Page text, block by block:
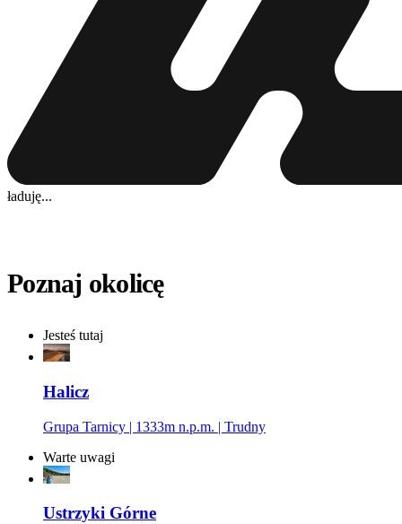
ładuję...
Poznaj okolicę
Jesteś tutaj
Halicz
Grupa Tarnicy | 1333m n.p.m. | Trudny
Warte uwagi
Ustrzyki Górne